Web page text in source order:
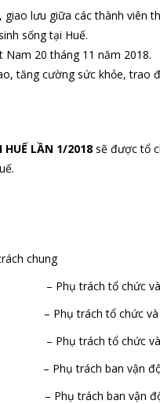
lưu giữa các thành viên
sống tại Huế.
Nam 20 tháng 11 năm 2018.
tăng cường sức khỏe, trao
HUẾ LẦN 1/2018 sẽ được tổ
chung
Phụ trách tổ chức và
trách tổ chức và
tổ chức và
trách ban vận
trách ban vận